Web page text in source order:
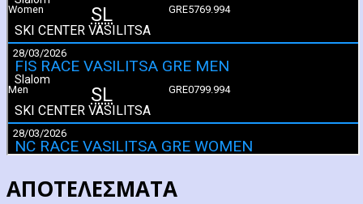
ΑΠΟΤΕΛΕΣΜΑΤΑ